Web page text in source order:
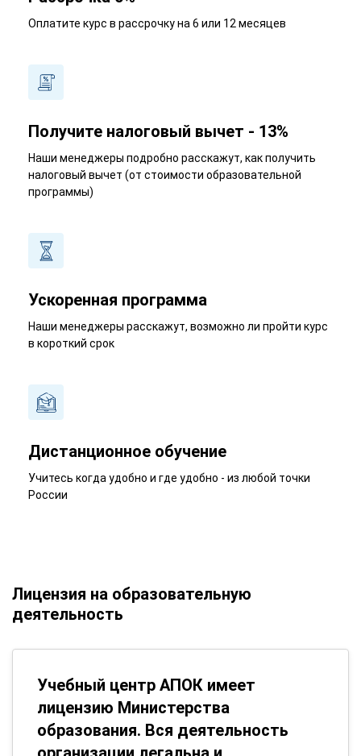
Оплатите курс в рассрочку на 6 или 12 месяцев
Получите налоговый вычет - 13%
Наши менеджеры подробно расскажут, как получить
налоговый вычет (от стоимости образовательной
программы)
Ускоренная программа
Наши менеджеры расскажут, возможно ли пройти курс
в короткий срок
Дистанционное обучение
Учитесь когда удобно и где удобно - из любой точки
России
Лицензия на образовательную
деятельность
Учебный центр АПОК имеет
лицензию Министерства
образования. Вся деятельность